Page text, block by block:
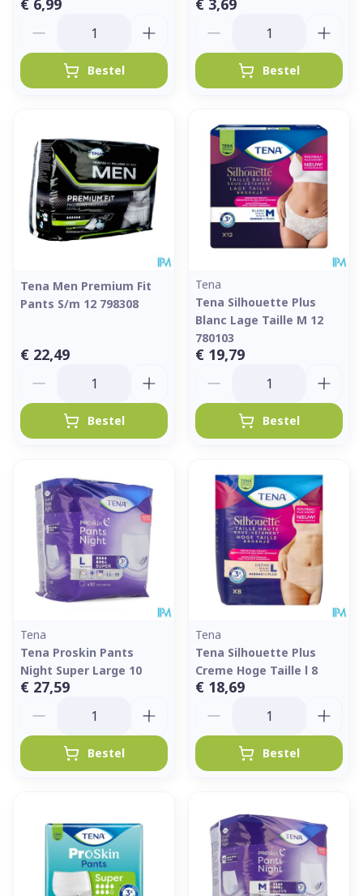
€ 6,99
Bestel
€ 3,69
Bestel
Tena Men Premium Fit
Pants S/m 12 798308
€ 22,49
Bestel
Tena
Tena Silhouette Plus
Blanc Lage Taille M 12
780103
€ 19,79
Bestel
Tena
Tena Proskin Pants
Night Super Large 10
€ 27,59
Bestel
Tena
Tena Silhouette Plus
Creme Hoge Taille l 8
€ 18,69
Bestel